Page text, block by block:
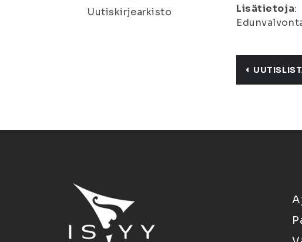
Uutiskirjearkisto
Lisätietoja: